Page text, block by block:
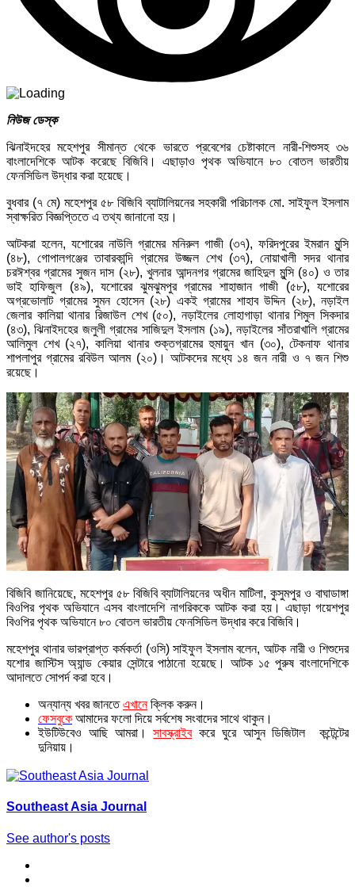
নিউজ ডেস্ক
ঝিনাইদহের মহেশপুর সীমান্ত থেকে ভারতে প্রবেশের চেষ্টাকালে নারী-শিশুসহ ৩৬
বাংলাদেশিকে আটক করেছে বিজিবি। এছাড়াও পৃথক অভিযানে ৮০ বোতল ভারতীয়
ফেনসিডিল উদ্ধার করা হয়েছে।
বুধবার (৭ মে) মহেশপুর ৫৮ বিজিবি ব্যাটালিয়নের সহকারী পরিচালক মো. সাইফুল ইসলাম
স্বাক্ষরিত বিজ্ঞপ্তিতে এ তথ্য জানানো হয়।
আটকরা হলেন, যশোরের নাউলি গ্রামের মনিরুল গাজী (৩৭), ফরিদপুরের ইমরান মুন্সি
(৪৮), গোপালগঞ্জের তাবারকান্দি গ্রামের উজ্জল শেখ (৩৭), নোয়াখালী সদর থানার
চরঈশ্বর গ্রামের সুজন দাস (২৮), খুলনার আন্দনগর গ্রামের জাহিদুল মুন্সি (৪০) ও তার
ভাই হাফিজুল (৪৯), যশোরের ঝুমঝুমপুর গ্রামের শাহাজান গাজী (৫৮), যশোরের
অগ্রভোলাট গ্রামের সুমন হোসেন (২৮) একই গ্রামের শাহাব উদ্দিন (২৮), নড়াইল
জেলার কালিয়া থানার রিজাউল শেখ (৫০), নড়াইলের লোহাগাড়া থানার শিমুল সিকদার
(৪৩), ঝিনাইদহের জলুলী গ্রামের সাজিদুল ইসলাম (১৯), নড়াইলের সাঁতরাখালি গ্রামের
আলিমুল শেখ (২৭), কালিয়া থানার শুক্তগ্রামের হুমায়ুন খান (৩০), টেকনাফ থানার
শাপলাপুর গ্রামের রবিউল আলম (২০)। আটকদের মধ্যে ১৪ জন নারী ও ৭ জন শিশু
রয়েছে।
বিজিবি জানিয়েছে, মহেশপুর ৫৮ বিজিবি ব্যাটালিয়নের অধীন মাটিলা, কুসুমপুর ও বাঘাডাঙ্গা
বিওপির পৃথক অভিযানে এসব বাংলাদেশি নাগরিককে আটক করা হয়। এছাড়া গয়েশপুর
বিওপির পৃথক অভিযানে ৮০ বোতল ভারতীয় ফেনসিডিল উদ্ধার করে বিজিবি।
মহেশপুর থানার ভারপ্রাপ্ত কর্মকর্তা (ওসি) সাইফুল ইসলাম বলেন, আটক নারী ও শিশুদের
যশোর জাস্টিস অ্যান্ড কেয়ার সেন্টারে পাঠানো হয়েছে। আটক ১৫ পুরুষ বাংলাদেশিকে
আদালতে সোপর্দ করা হবে।
অন্যান্য খবর জানতে এখানে ক্লিক করুন।
ফেসবুকে আমাদের ফলো দিয়ে সর্বশেষ সংবাদের সাথে থাকুন।
ইউটিউবেও আছি আমরা।
সাবস্ক্রাইব করে ঘুরে আসুন ডিজিটাল কন্টেন্টের
দুনিয়ায়।
Southeast Asia Journal
See author's posts